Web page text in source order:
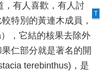
，有人喜歡，有人討
特別的黃連木成員，
，它結的核果去除外
仁部分就是著名的開
terebinthus)，是
T